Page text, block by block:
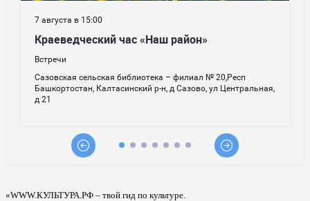
«WWW.КУЛЬТУРА.РФ – твой гид по культуре.